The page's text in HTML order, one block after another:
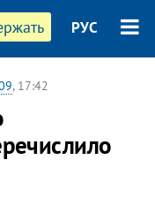
РУС
, 17:42